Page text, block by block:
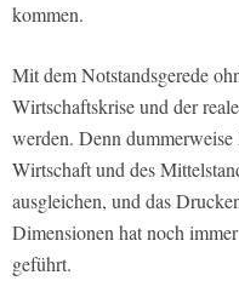
kommen.
Mit dem Notstandsgerede
Wirtschaftskrise und der
werden. Denn dummerweise
Wirtschaft und des
ausgleichen, und das
Dimensionen hat noch
geführt.